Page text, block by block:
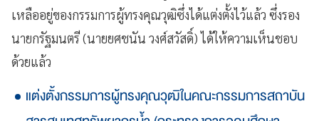
เหลืออยู่ของกรรมการผู้ทรงคุณวุฒิซึ่งได้แต่งตั้งไว้แล้ว ซึ่งรอง
นายกรัฐมนตรี (นายยศชนัน วงศ์สวัสดิ์) ได้ให้ความเห็นชอบ
ด้วยแล้ว
แต่งตั้งกรรมการผู้ทรงคุณวุฒิในคณะกรรมการสถาบัน